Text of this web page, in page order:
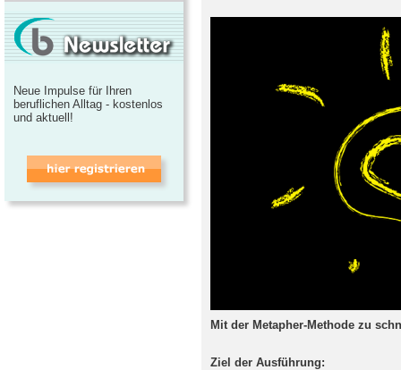
Mit der Metapher-Methode zu
Ziel der Ausführung:
Neue Impulse für Ihren
beruflichen Alltag - kostenlos
und aktuell!